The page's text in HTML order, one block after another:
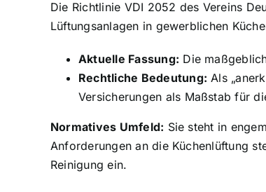
Die Richtlinie VDI 2052 des Vereins
Lüftungsanlagen in gewerblichen
Aktuelle Fassung: Die
Rechtliche Bedeutung: Als
Versicherungen als Maßstab für
Normatives Umfeld: Sie steht in
Anforderungen an die Küchenlüftung
Reinigung ein.